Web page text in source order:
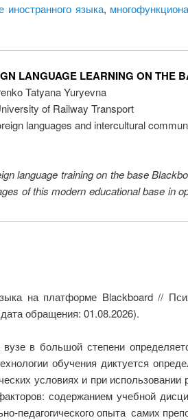
иностранного языка,
LANGUAGE LEARNING ON THE
Tatyana Yuryevna
of Railway Transport
languages and intercultural
language training on the base
of this modern educational base in
на платформе Blackboard //
обращения: 01.08.2026).
вузе в большой степени
обучения диктуется
условиях и при
содержанием учебной
педагогического опыта самих